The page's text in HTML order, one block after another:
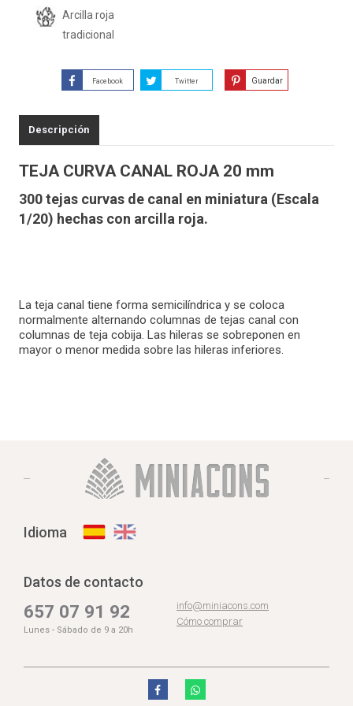
Arcilla roja
tradicional
Facebook Twitter Guardar
Descripción
TEJA CURVA CANAL ROJA 20 mm
300 tejas curvas de canal en miniatura (Escala
1/20) hechas con arcilla roja.
La teja canal tiene forma semicilíndrica y se coloca
normalmente alternando columnas de tejas canal con
columnas de teja cobija. Las hileras se sobreponen en
mayor o menor medida sobre las hileras inferiores.
Idioma
Datos de contacto
657 07 91 92
Lunes - Sábado de 9 a 20h
info@miniacons.com
Cómo comprar